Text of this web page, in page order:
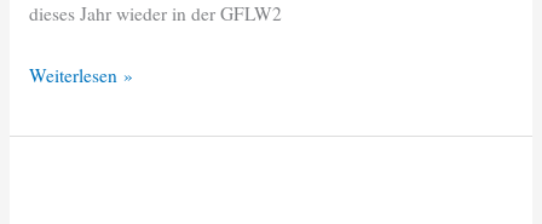
dieses Jahr wieder in der GFLW2
Saisonstart
Weiterlesen »